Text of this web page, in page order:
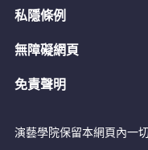
私隱條例
無障礙網頁
免責聲明
演藝學院保留本網頁內一